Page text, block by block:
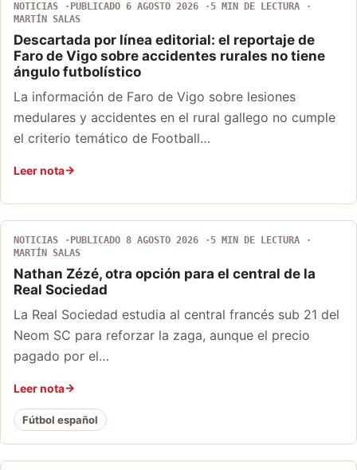
NOTICIAS PUBLICADO 6 AGOSTO 2026
5 MIN DE LECTURA
MARTÍN SALAS
Descartada por línea editorial: el reportaje de
Faro de Vigo sobre accidentes rurales no tiene
ángulo futbolístico
La información de Faro de Vigo sobre lesiones
medulares y accidentes en el rural gallego no cumple
el criterio temático de Football…
Leer nota
NOTICIAS PUBLICADO 8 AGOSTO 2026
5 MIN DE LECTURA
MARTÍN SALAS
Nathan Zézé, otra opción para el central de la
Real Sociedad
La Real Sociedad estudia al central francés sub 21 del
Neom SC para reforzar la zaga, aunque el precio
pagado por el…
Leer nota
Fútbol español